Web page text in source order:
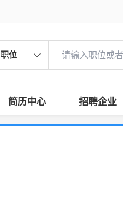
职位
简历中心 招聘企业